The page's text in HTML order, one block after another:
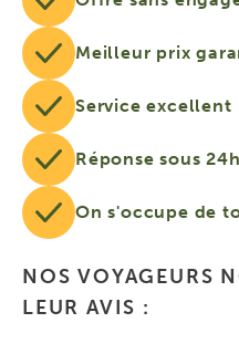
Meilleur prix
Service excellent
Réponse sous 24h
On s'occupe de
NOS VOYAGEURS
LEUR AVIS :